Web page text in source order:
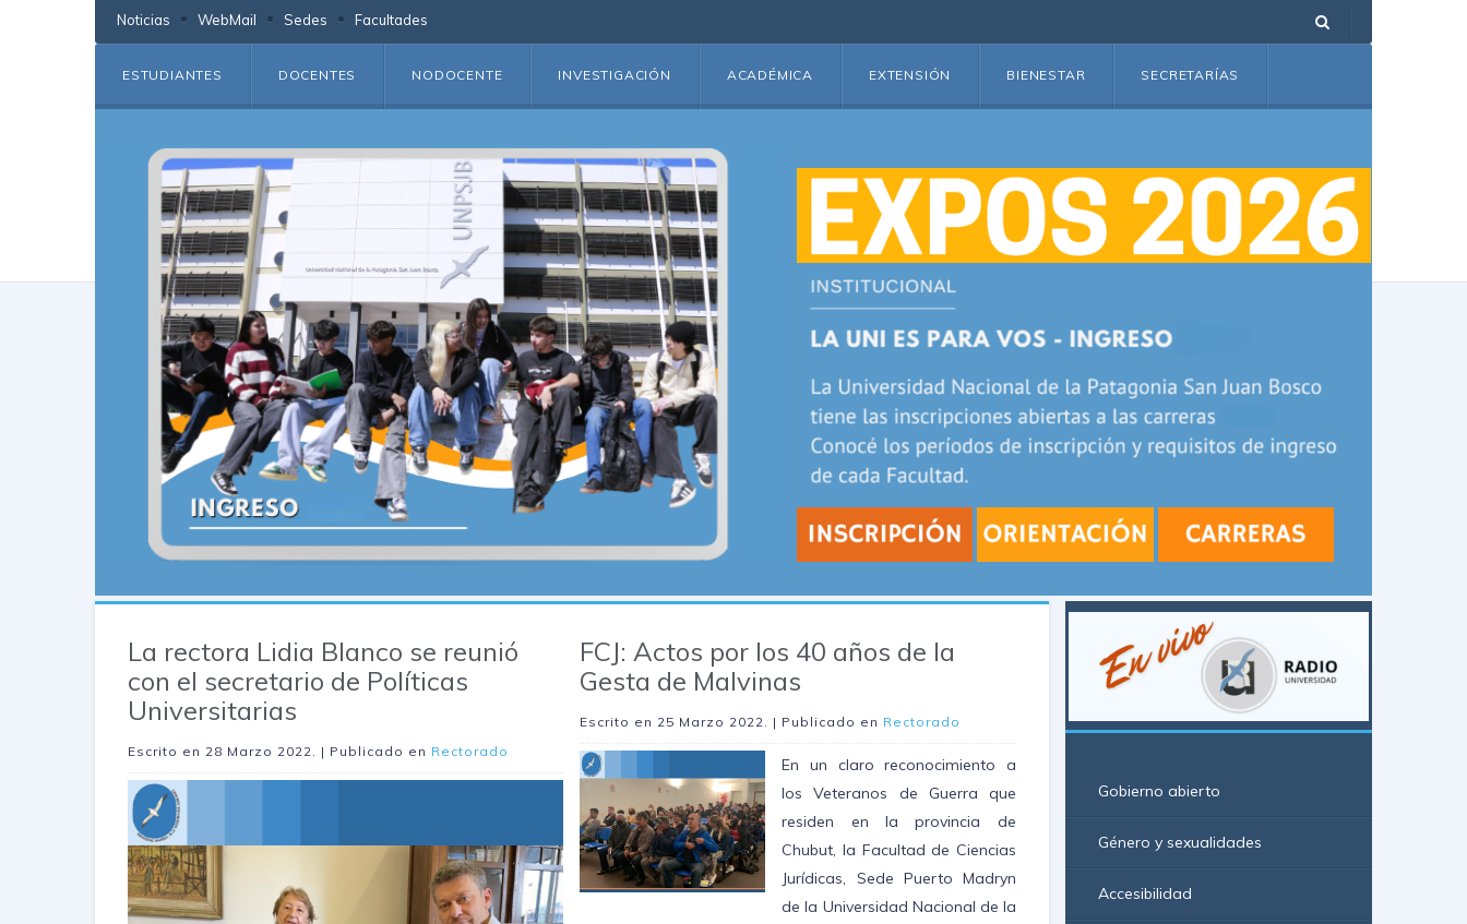
Noticias WebMail Sedes Facultades
ESTUDIANTES DOCENTES NODOCENTE INVESTIGACIÓN ACADÉMICA EXTENSIÓN BIENESTAR SECRETARÍAS
La rectora Lidia Blanco se reunió
con el secretario de Políticas
Universitarias
Escrito en 28 Marzo 2022. | Publicado en Rectorado
FCJ: Actos por los 40 años de la
Gesta de Malvinas
Escrito en 25 Marzo 2022. | Publicado en Rectorado
En un claro reconocimiento a
los Veteranos de Guerra que
residen en la provincia de
Chubut, la Facultad de Ciencias
Jurídicas, Sede Puerto Madryn
de la Universidad Nacional de la
Gobierno abierto
Género y sexualidades
Accesibilidad